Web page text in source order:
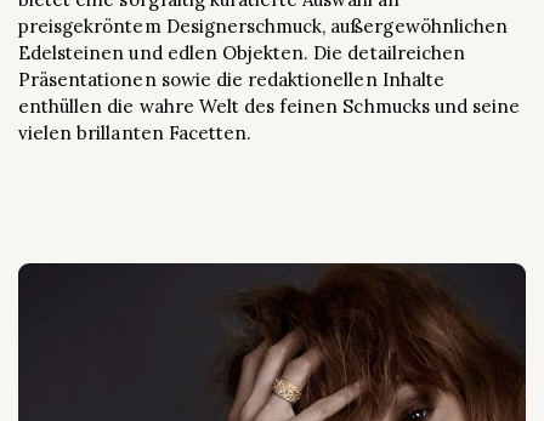
preisgekröntem Designerschmuck, außergewöhnlichen
Edelsteinen und edlen Objekten. Die detailreichen
Präsentationen sowie die redaktionellen Inhalte
enthüllen die wahre Welt des feinen Schmucks und seine
vielen brillanten Facetten.